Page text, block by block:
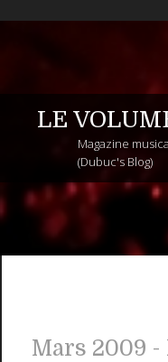
LE
Magazine
(Dubuc's Blog)
Mars 2009 -